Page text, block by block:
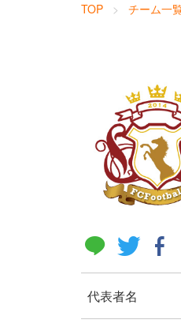
TOP チーム一
代表者名